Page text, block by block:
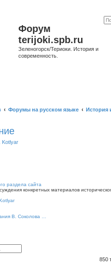
Форум
terijoki.spb.ru
Зеленогорск/Териоки. История и
современность.
Форумы на русском языке История
Kotlyar
раздела сайта
конкретных материалов
В. Соколова …
850